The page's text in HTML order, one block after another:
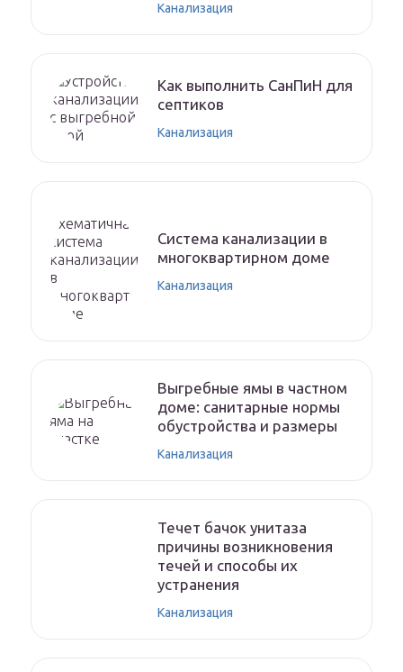
Канализация
Как выполнить СанПиН для
септиков
Канализация
Система канализации в
многоквартирном доме
Канализация
Выгребные ямы в частном
доме: санитарные нормы
обустройства и размеры
Канализация
Течет бачок унитаза
причины возникновения
течей и способы их
устранения
Канализация